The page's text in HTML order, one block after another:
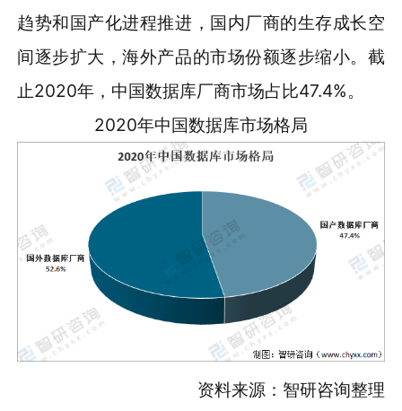
趋势和国产化进程推进，国内厂商的生存成长空
间逐步扩大，海外产品的市场份额逐步缩小。截
止2020年，中国数据库厂商市场占比47.4%。
2020年中国数据库市场格局
资料来源：智研咨询整理